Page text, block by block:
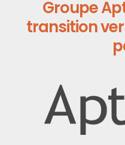
Groupe
transition